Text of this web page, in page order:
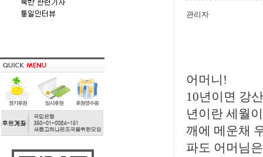
관리자
어머니!
10년이면 강
년이란 세월
깨에 메운채
파도 어머님